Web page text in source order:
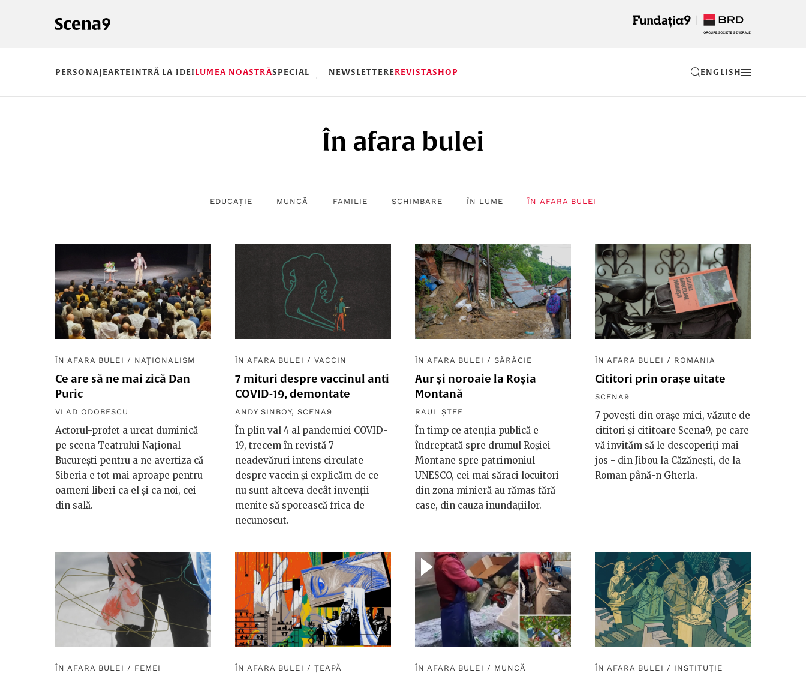
PERSONAJEARTEINTRĂ LA IDEILUMEA NOASTRĂSPECIAL NEWSLETTEREREVISTASHOP EN
În afara bulei
EDUCAȚIE MUNCĂ FAMILIE SCHIMBARE ÎN LUME ÎN AFARA BULEI
ÎN AFARA BULEI / NAȚIONALISM
Ce are să ne mai zică Dan
Puric
VLAD ODOBESCU
Actorul-profet a urcat duminică
pe scena Teatrului Național
București pentru a ne avertiza că
Siberia e tot mai aproape pentru
oameni liberi ca el și ca noi, cei
din sală.
ÎN AFARA BULEI / VACCIN
7 mituri despre vaccinul anti
COVID-19, demontate
ANDY SINBOY, SCENA9
În plin val 4 al pandemiei COVID-
19, trecem în revistă 7
neadevăruri intens circulate
despre vaccin și explicăm de ce
nu sunt altceva decât invenții
menite să sporească frica de
necunoscut.
ÎN AFARA BULEI / SĂRĂCIE
Aur și noroaie la Roșia
Montană
RAUL ȘTEF
În timp ce atenția publică e
îndreptată spre drumul Roșiei
Montane spre patrimoniul
UNESCO, cei mai săraci locuitori
din zona minieră au rămas fără
case, din cauza inundațiilor.
ÎN AFARA BULEI / ROMANIA
Cititori prin orașe uitate
SCENA9
7 povești din orașe mici, văzute de
cititori și cititoare Scena9, pe care
vă invităm să le descoperiți mai
jos - din Jibou la Căzănești, de la
Roman până-n Gherla.
ÎN AFARA BULEI / FEMEI ÎN AFARA BULEI / ȚEAPĂ ÎN AFARA BULEI / MUNCĂ ÎN AFARA BULEI / INSTITUȚIE